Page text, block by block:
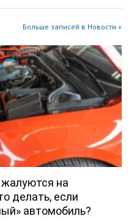
Больше записей в Новости »
на
делать, если
автомобиль?